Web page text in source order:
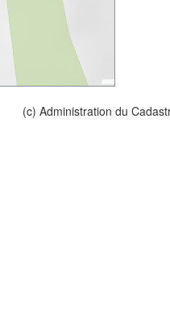
(c) Administration du